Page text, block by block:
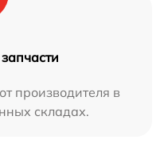
производителя в
складах.